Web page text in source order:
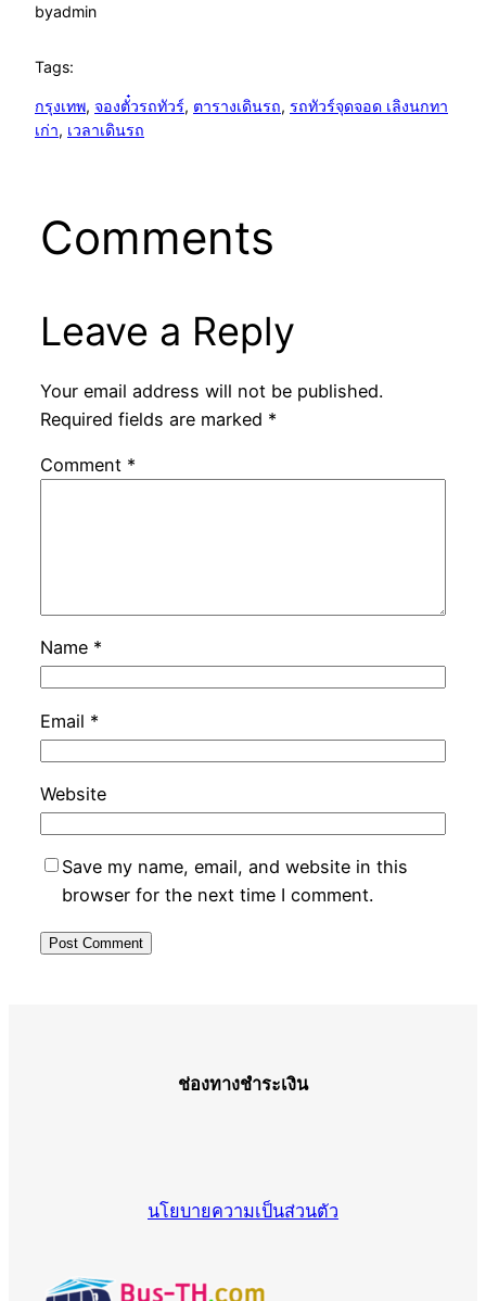
byadmin
Tags:
กรุงเทพ, จองตั๋วรถทัวร์, ตารางเดินรถ, รถทัวร์จุดจอด เลิงนกทา
เก่า, เวลาเดินรถ
Comments
Leave a Reply
Your email address will not be published.
Required fields are marked *
Comment *
Name *
Email *
Website
Save my name, email, and website in this
browser for the next time I comment.
ช่องทางชำระเงิน
นโยบายความเป็นส่วนตัว